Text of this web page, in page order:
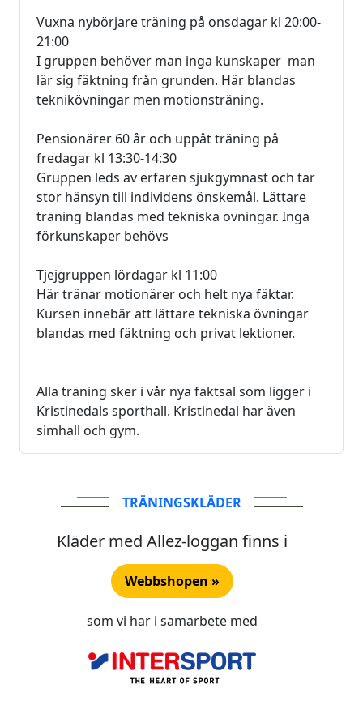
Vuxna nybörjare träning på onsdagar kl 20:00-
21:00
I gruppen behöver man inga kunskaper man
lär sig fäktning från grunden. Här blandas
teknikövningar men motionsträning.
Pensionärer 60 år och uppåt träning på
fredagar kl 13:30-14:30
Gruppen leds av erfaren sjukgymnast och tar
stor hänsyn till individens önskemål. Lättare
träning blandas med tekniska övningar. Inga
förkunskaper behövs
Tjejgruppen lördagar kl 11:00
Här tränar motionärer och helt nya fäktar.
Kursen innebär att lättare tekniska övningar
blandas med fäktning och privat lektioner.
Alla träning sker i vår nya fäktsal som ligger i
Kristinedals sporthall. Kristinedal har även
simhall och gym.
TRÄNINGSKLÄDER
Kläder med Allez-loggan finns i
Webbshopen »
som vi har i samarbete med